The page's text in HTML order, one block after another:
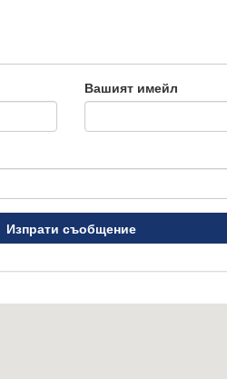
Вашият имейл
Изпрати съобщение